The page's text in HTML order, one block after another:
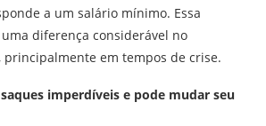
a um salário mínimo. Essa
diferença considerável no
em tempos de crise.
imperdíveis e pode mudar seu